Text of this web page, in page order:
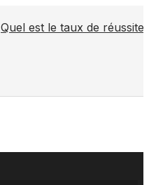
Quel est le taux de